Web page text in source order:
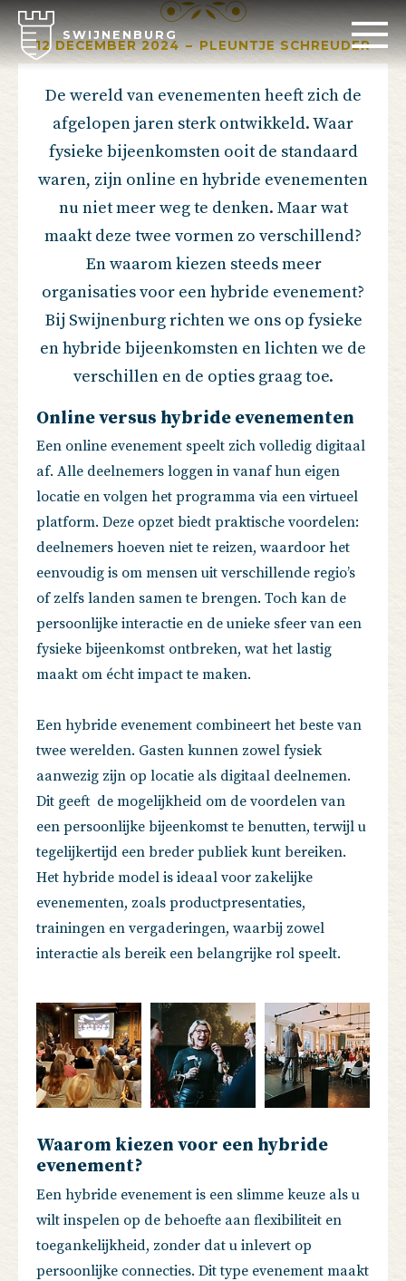
SWIJNENBURG
12 DECEMBER 2024 – PLEUNTJE SCHREUDER
De wereld van evenementen heeft zich de
afgelopen jaren sterk ontwikkeld. Waar
fysieke bijeenkomsten ooit de standaard
waren, zijn online en hybride evenementen
nu niet meer weg te denken. Maar wat
maakt deze twee vormen zo verschillend?
En waarom kiezen steeds meer
organisaties voor een hybride evenement?
Bij Swijnenburg richten we ons op fysieke
en hybride bijeenkomsten en lichten we de
verschillen en de opties graag toe.
Online versus hybride evenementen
Een online evenement speelt zich volledig digitaal
af. Alle deelnemers loggen in vanaf hun eigen
locatie en volgen het programma via een virtueel
platform. Deze opzet biedt praktische voordelen:
deelnemers hoeven niet te reizen, waardoor het
eenvoudig is om mensen uit verschillende regio’s
of zelfs landen samen te brengen. Toch kan de
persoonlijke interactie en de unieke sfeer van een
fysieke bijeenkomst ontbreken, wat het lastig
maakt om écht impact te maken.
Een hybride evenement combineert het beste van
twee werelden. Gasten kunnen zowel fysiek
aanwezig zijn op locatie als digitaal deelnemen.
Dit geeft de mogelijkheid om de voordelen van
een persoonlijke bijeenkomst te benutten, terwijl u
tegelijkertijd een breder publiek kunt bereiken.
Het hybride model is ideaal voor zakelijke
evenementen, zoals productpresentaties,
trainingen en vergaderingen, waarbij zowel
interactie als bereik een belangrijke rol speelt.
Waarom kiezen voor een hybride
evenement?
Een hybride evenement is een slimme keuze als u
wilt inspelen op de behoefte aan flexibiliteit en
toegankelijkheid, zonder dat u inlevert op
persoonlijke connecties. Dit type evenement maakt